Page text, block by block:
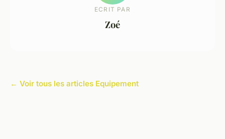
ECRIT PAR
Zoé
← Voir tous les articles Equipement